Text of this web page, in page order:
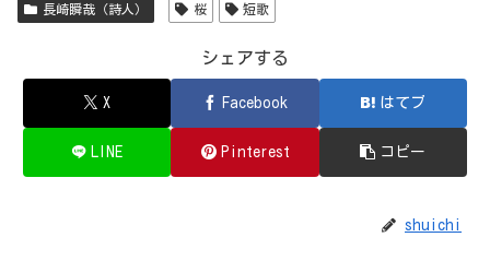
長崎瞬哉（詩人） 桜 短歌
シェアする
X Facebook はてブ
LINE Pinterest コピー
shuichi